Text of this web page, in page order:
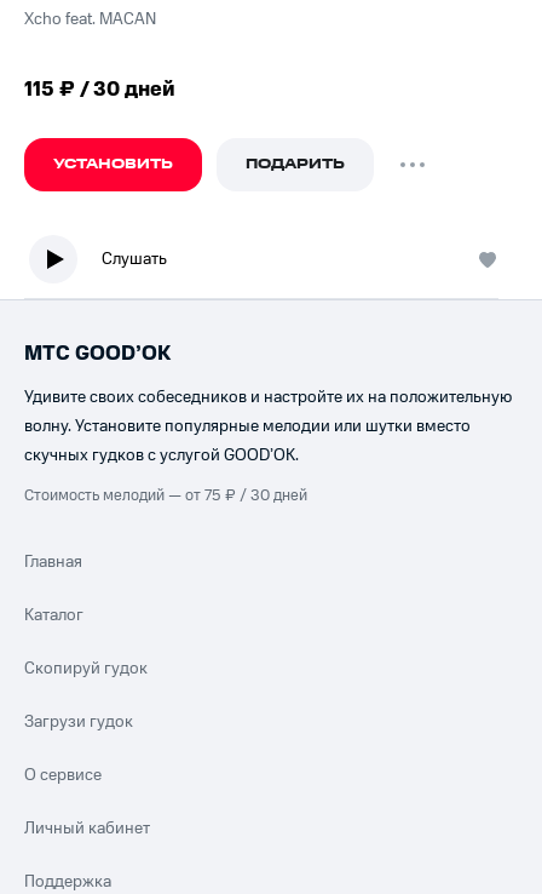
Xcho feat. MACAN
115 ₽ / 30 дней
УСТАНОВИТЬ ПОДАРИТЬ
Слушать
МТС GOOD’OK
Удивите своих собеседников и настройте их на положительную
волну. Установите популярные мелодии или шутки вместо
скучных гудков с услугой GOOD’OK.
Стоимость мелодий — от 75 ₽ / 30 дней
Главная
Каталог
Скопируй гудок
Загрузи гудок
О сервисе
Личный кабинет
Поддержка